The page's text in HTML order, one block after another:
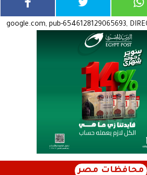
google.com, pub-6546128129065693,
محافظات مصر